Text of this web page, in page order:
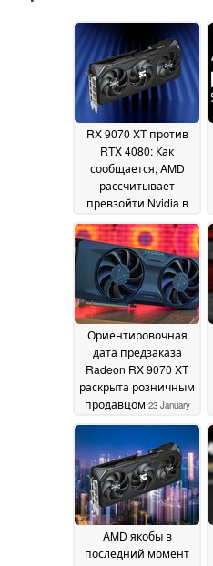
RX 9070 XT против
RTX 4080: Как
сообщается, AMD
рассчитывает
превзойти Nvidia в
растеризации и
добиться больших
успехов в
трассировке лучей30
January 2025
Ориентировочная
дата предзаказа
Radeon RX 9070 XT
раскрыта розничным
продавцом 23 January
2025
AMD якобы в
последний момент